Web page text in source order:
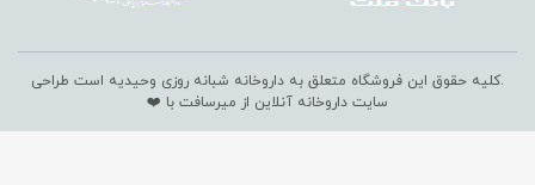
.کلیه حقوق این فروشگاه متعلق به داروخانه شبانه روزی وحیدیه است طراحی
سایت داروخانه آنلاین از میرسافت با ❤️